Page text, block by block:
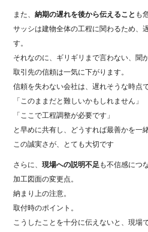
また、納期の遅れを後から伝えること も
サッシは建物全体の工程に関わるため、
す。
それなのに、ギリギリまで言わない、聞
取引先の信頼は一気に下がります。
信頼を失わない会社は、遅れそうな時点
「このままだと難しいかもしれません」
「ここで工程調整が必要です」
と早めに共有し、どうすれば最善かを一
この誠実さが、とても大切です
さらに、現場への説明不足も不信感につ
加工図面の変更点。
納まり上の注意。
取付時のポイント。
こうしたことを十分に伝えないと、現場